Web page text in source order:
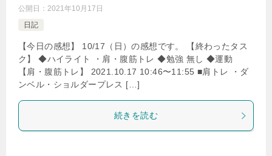
公開日： 2021年10月17日
日記
【今日の感想】 10/17（日）の感想です。 【終わったタス
ク】 ◆ハイライト ・肩・腹筋トレ ◆勉強 無し ◆運動
【肩・腹筋トレ】 2021.10.17 10:46〜11:55 ■肩トレ ・ダ
ンベル・ショルダープレス […]
続きを読む